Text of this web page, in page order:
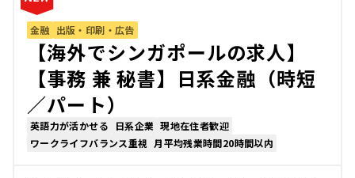
金融 出版・印刷・広告
【海外でシンガポールの求人】
【事務 兼 秘書】日系金融（時短
／パート）
英語力が活かせる 日系企業 現地在住者歓迎
ワークライフバランス重視 月平均残業時間20時間以内